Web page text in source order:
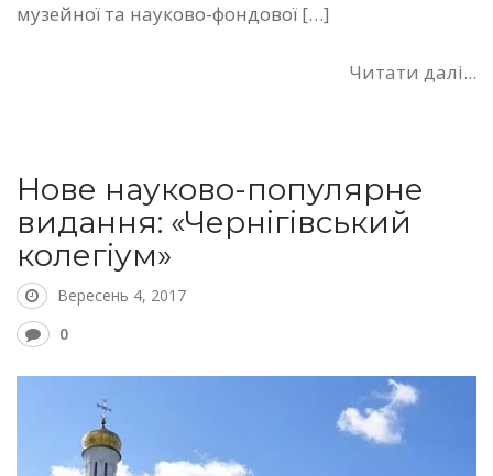
музейної та науково-фондової […]
Читати далі...
Нове науково-популярне
видання: «Чернігівський
колегіум»
Вересень 4, 2017
0